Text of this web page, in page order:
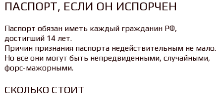
ПАСПОРТ, ЕСЛИ ОН ИСПОРЧЕН
Паспорт обязан иметь каждый гражданин РФ,
достигший 14 лет.
Причин признания паспорта недействительным не мало.
Но все они могут быть непредвиденными, случайными,
форс-мажорными.
СКОЛЬКО СТОИТ